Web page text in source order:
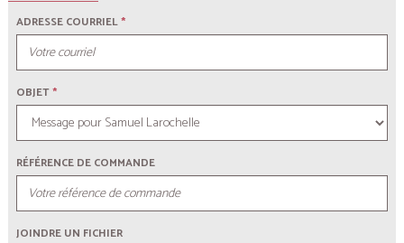
ADRESSE COURRIEL*
OBJET*
RÉFÉRENCE DE COMMANDE
JOINDRE UN FICHIER